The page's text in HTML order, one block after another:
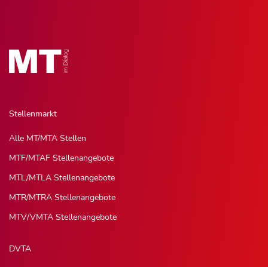
Stellenmarkt
Alle MT/MTA Stellen
MTF/MTAF Stellenangebote
MTL/MTLA Stellenangebote
MTR/MTRA Stellenangebote
MTV/VMTA Stellenangebote
DVTA